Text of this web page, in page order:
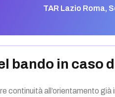
TAR Lazio Roma,
bando in caso
continuità all’orientamento